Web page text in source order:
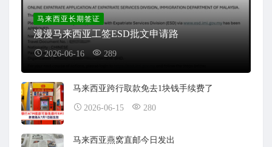
马来西亚长期签证
漫漫马来西亚工签ESD批文申请路
2026-06-16 289
马来西亚跨行取款免去1块钱手续费了
2026-06-15 280
马来西亚燕窝直邮今日发出